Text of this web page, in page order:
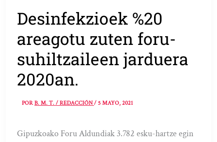
Desinfekzioek %20
areagotu zuten foru-
suhiltzaileen jarduera
2020an.
PORB. M. T. / REDACCIÓN/5 MAYO, 2021
Gipuzkoako Foru Aldundiak 3.782 esku-hartze egin